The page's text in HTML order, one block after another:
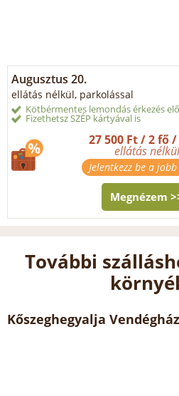
Augusztus 20.
ellátás nélkül, parkolással
Kötbérmentes lemondás érkezés
Fizethetsz SZÉP kártyával is
27 500 Ft / 2 fő
ellátás nélkül
Jelentkezz be a
Megnézem
További
Kőszeghegyalja